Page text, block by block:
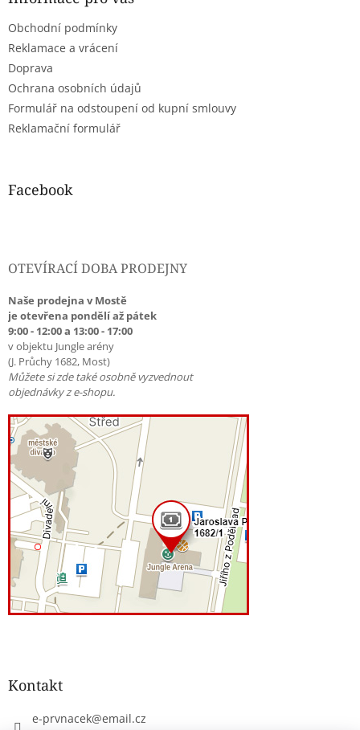
Obchodní podmínky
Reklamace a vrácení
Doprava
Ochrana osobních údajů
Formulář na odstoupení od kupní smlouvy
Reklamační formulář
Facebook
OTEVÍRACÍ DOBA PRODEJNY
Naše prodejna v Mostě
je otevřena pondělí až pátek
9:00 - 12:00 a 13:00 - 17:00
v objektu Jungle arény
(J. Průchy 1682, Most)
Můžete si zde také osobně vyzvednout
objednávky z e-shopu.
Kontakt
e-prvnacek@email.cz